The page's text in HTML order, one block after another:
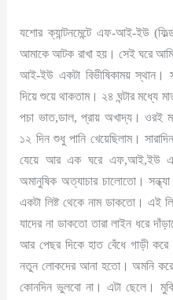
যশোর ক্যান্টনমেন্টে এফ-আই-ইউ
আমাকে আটক রাখা হয়। সেই ঘরে
আই-ইউ একটা বিভীষিকাময় স্থান।
দিয়ে শুয়ে থাকতাম। ২৪ ঘন্টার মধ্যে
পচা ভাত,ডাল, প্রায় অখাদ্য। ওরই
১২ দিন শুধু পানি খেয়েছিলাম।
যেয়ে আর এক ঘরে এফ,আই,ইউ এর
অমানুষিক অত্যাচার চালোতো।
একটা লিষ্ট থেকে নাম ডাকতো। এই
যাদের না ডাকতো তারা লাইন ধরে
আর পেছর দিকে হাত বেঁধে গাড়ী
নতুন লোকদের আনা হতো। অমনি
কোনদিন ভুলবো না। এটা ছেলে।